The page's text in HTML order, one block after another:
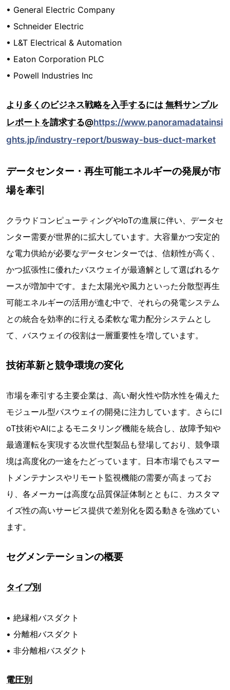
• General Electric Company
• Schneider Electric
• L&T Electrical & Automation
• Eaton Corporation PLC
• Powell Industries Inc
より多くのビジネス戦略を入手するには 無料サンプル
レポートを請求する@https://www.panoramadatainsi
ghts.jp/industry-report/busway-bus-duct-market
データセンター・再生可能エネルギーの発展が市
場を牽引
クラウドコンピューティングやIoTの進展に伴い、データセ
ンター需要が世界的に拡大しています。大容量かつ安定的
な電力供給が必要なデータセンターでは、信頼性が高く、
かつ拡張性に優れたバスウェイが最適解として選ばれるケ
ースが増加中です。また太陽光や風力といった分散型再生
可能エネルギーの活用が進む中で、それらの発電システム
との統合を効率的に行える柔軟な電力配分システムとし
て、バスウェイの役割は一層重要性を増しています。
技術革新と競争環境の変化
市場を牽引する主要企業は、高い耐火性や防水性を備えた
モジュール型バスウェイの開発に注力しています。さらにI
oT技術やAIによるモニタリング機能を統合し、故障予知や
最適運転を実現する次世代型製品も登場しており、競争環
境は高度化の一途をたどっています。日本市場でもスマー
トメンテナンスやリモート監視機能の需要が高まってお
り、各メーカーは高度な品質保証体制とともに、カスタマ
イズ性の高いサービス提供で差別化を図る動きを強めてい
ます。
セグメンテーションの概要
タイプ別
• 絶縁相バスダクト
• 分離相バスダクト
• 非分離相バスダクト
電圧別